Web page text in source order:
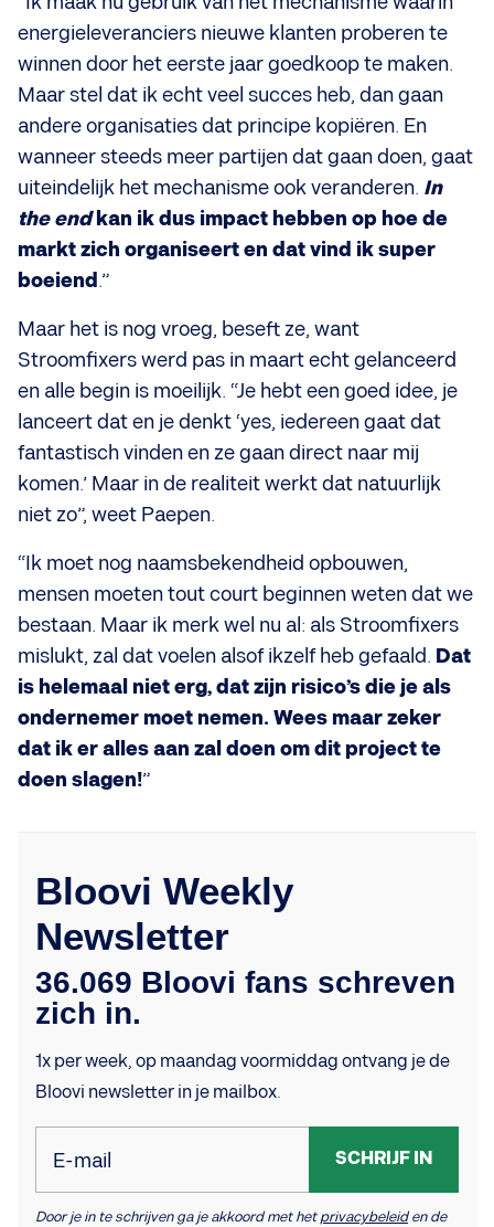
energieleveranciers nieuwe klanten proberen te
winnen door het eerste jaar goedkoop te maken.
Maar stel dat ik echt veel succes heb, dan gaan
andere organisaties dat principe kopiëren. En
wanneer steeds meer partijen dat gaan doen, gaat
uiteindelijk het mechanisme ook veranderen. In
the endkan ik dus impact hebben op hoe de
markt zich organiseert en dat vind ik super
boeiend .”
Maar het is nog vroeg, beseft ze, want
Stroomfixers werd pas in maart echt gelanceerd
en alle begin is moeilijk. “Je hebt een goed idee, je
lanceert dat en je denkt ‘yes, iedereen gaat dat
fantastisch vinden en ze gaan direct naar mij
komen.’ Maar in de realiteit werkt dat natuurlijk
niet zo”, weet Paepen.
“Ik moet nog naamsbekendheid opbouwen,
mensen moeten tout court beginnen weten dat we
bestaan. Maar ik merk wel nu al: als Stroomfixers
mislukt, zal dat voelen alsof ikzelf heb gefaald. Dat
is helemaal niet erg, dat zijn risico’s die je als
ondernemer moet nemen. Wees maar zeker
dat ik er alles aan zal doen om dit project te
doen slagen!”
Bloovi Weekly
Newsletter
36.069 Bloovi fans schreven
zich in.
1x per week, op maandag voormiddag ontvang je de
Bloovi newsletter in je mailbox.
E-mail SCHRIJF IN
Door je in te schrijven ga je akkoord met hetprivacybeleiden de